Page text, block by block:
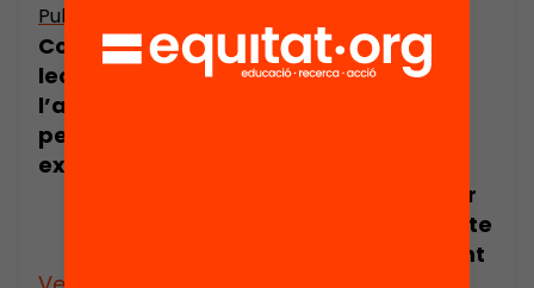
Publicació
Comprensió
lectora:
l’assignatura
pendent (resum
executiu)
Comprensió
lectora:
estratègies per
superar un repte
educatiu urgent